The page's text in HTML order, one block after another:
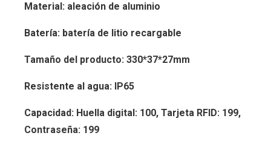
Material: aleación de aluminio
Batería: batería de litio recargable
Tamaño del producto: 330*37*27mm
Resistente al agua: IP65
Capacidad: Huella digital: 100, Tarjeta RFID: 199,
Contraseña: 199